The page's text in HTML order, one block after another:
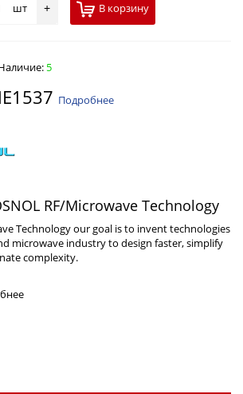
шт + В корзину
5
Подробнее
RF/Microwave Technology
Technology our goal is to invent technologies
microwave industry to design faster, simplify
complexity.